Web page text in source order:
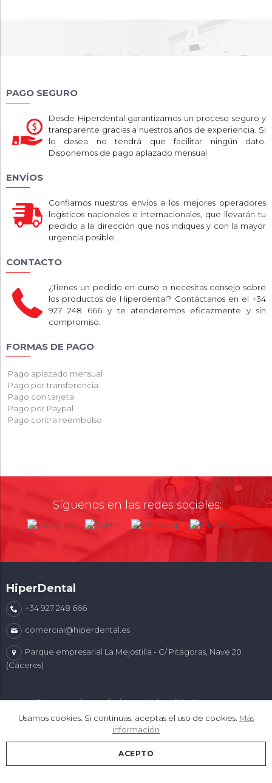
Usamos cookies. Si continuas, aceptas el uso de cookies. Más
información
ACEPTO
PAGO SEGURO
Desde Hiperdental garantizamos un proceso seguro y
transparente gracias a nuestros años de experiencia. Si
lo desea no tendrá que facilitar ningún dato.
Disponemos de pago aplazado mensual
ENVÍOS
Confiamos nuestros envíos a los mejores operadores
logísticos nacionales e internacionales, que llevarán tu
pedido a la dirección que nos indiques y con la mayor
urgencia posible.
CONTACTO
¿Tienes un pedido en curso o necesitas consejo sobre
los productos de Hiperdental? Contáctanos en el +34
927 248 666 y te atenderemos eficazmente y sin
compromiso.
FORMAS DE PAGO
Pago aplazado mensual
Pago por transferencia
Pago con tarjeta
Pago por Paypal
Pago contra reembolso
Síguenos en las redes sociales:
HiperDental
+34 927 248 666
comercial@hiperdental.es
Parque empresarial La Mejostilla - C/ Pitágoras, Nave 20
(Cáceres)
Comercio desarrollado conLinkasoft LeKommerce